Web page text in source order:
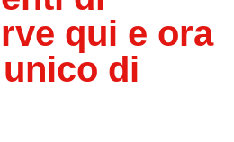
qui e ora
di